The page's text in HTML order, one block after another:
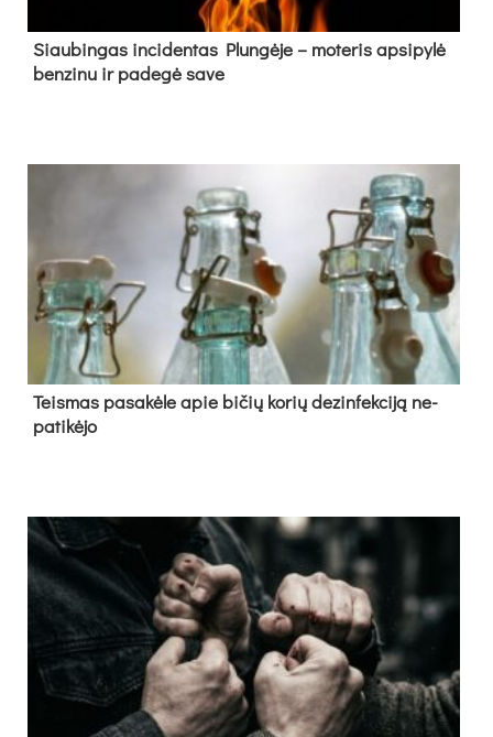
Siau­bin­gas in­ci­den­tas Plun­gė­je – mo­te­ris ap­si­py­lė
ben­zi­nu ir pa­de­gė sa­ve
Teis­mas pa­sa­kė­le apie bi­čių ko­rių de­zin­fek­ci­ją ne­
pa­ti­kė­jo